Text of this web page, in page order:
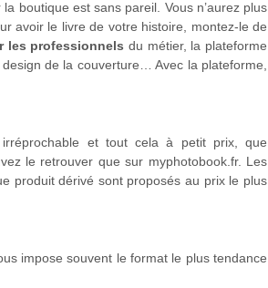
boutique est sans pareil. Vous n’aurez plus
avoir le livre de votre histoire, montez-le de
les professionnels du métier, la plateforme
de la couverture… Avec la plateforme,
et tout cela à petit prix, que
le retrouver que sur myphotobook.fr. Les
produit dérivé sont proposés au prix le plus
impose souvent le format le plus tendance